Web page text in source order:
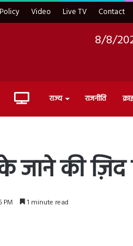
Video Live TV Contact
8/8/
Live राज्य राजनीति
की ज़िद
PM 1 minute read